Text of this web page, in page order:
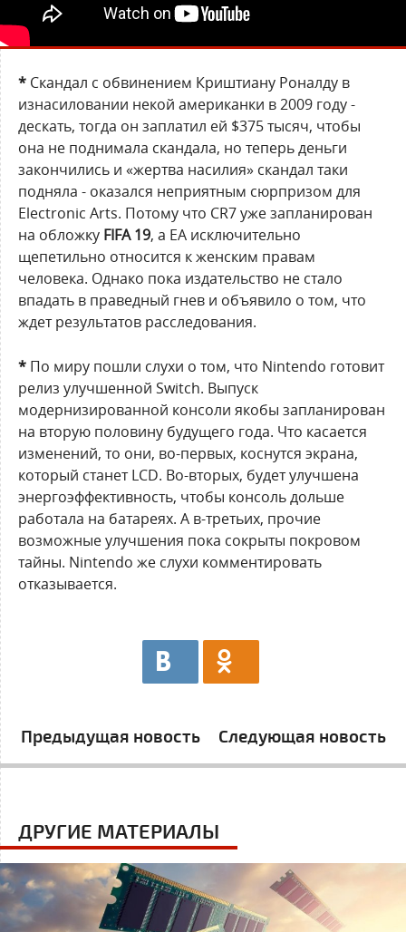
* Скандал с обвинением Криштиану Роналду в
изнасиловании некой американки в 2009 году -
дескать, тогда он заплатил ей $375 тысяч, чтобы
она не поднимала скандала, но теперь деньги
закончились и «жертва насилия» скандал таки
подняла - оказался неприятным сюрпризом для
Electronic Arts. Потому что CR7 уже запланирован
на обложку FIFA 19, а ЕА исключительно
щепетильно относится к женским правам
человека. Однако пока издательство не стало
впадать в праведный гнев и объявило о том, что
ждет результатов расследования.
* По миру пошли слухи о том, что Nintendo готовит
релиз улучшенной Switch. Выпуск
модернизированной консоли якобы запланирован
на вторую половину будущего года. Что касается
изменений, то они, во-первых, коснутся экрана,
который станет LCD. Во-вторых, будет улучшена
энергоэффективность, чтобы консоль дольше
работала на батареях. А в-третьих, прочие
возможные улучшения пока сокрыты покровом
тайны. Nintendo же слухи комментировать
отказывается.
Предыдущая новость Следующая новость
ДРУГИЕ МАТЕРИАЛЫ